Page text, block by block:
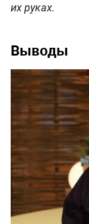
их руках.
Выводы